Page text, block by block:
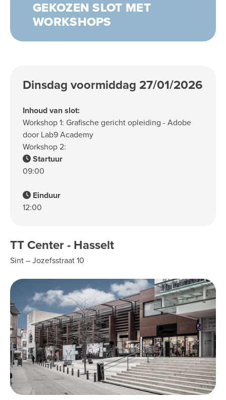
GEKOZEN SLOT MET
WORKSHOPS
Dinsdag voormiddag 27/01/2026
Inhoud van slot:
Workshop 1: Grafische gericht opleiding - Adobe
door Lab9 Academy
Workshop 2:
Startuur
09:00
Einduur
12:00
TT Center - Hasselt
Sint – Jozefsstraat 10